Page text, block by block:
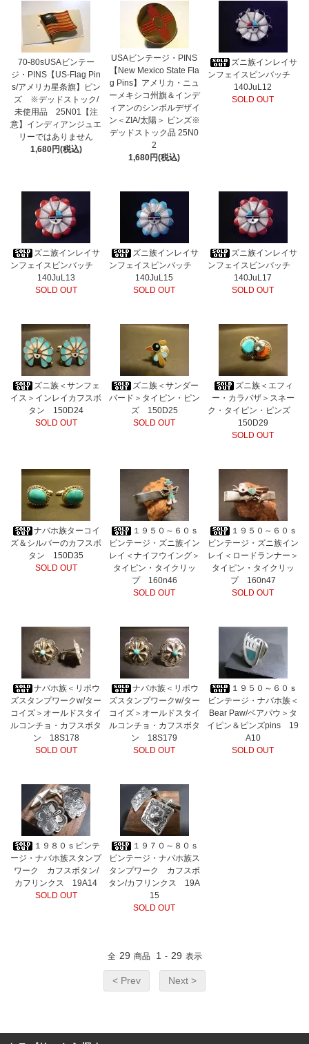
70-80sUSAビンテー
ジ・PINS【US-Flag Pin
s/アメリカ星条旗】ピン
ズ ※デッドストック/
未使用品 25N01【注
意】インディアンジュエ
リーではありません
1,680円(税込)
USAビンテージ・PINS
【New Mexico State Fla
g Pins】アメリカ・ニュ
ーメキシコ州旗＆インデ
ィアンのシンボルデザイ
ン＜ZIA/太陽＞ ピンズ※
デッドストック品 25N0
2
1,680円(税込)
ズニ族インレイサ
ンフェイスピンバッチ
140JuL12
SOLD OUT
ズニ族インレイサ
ンフェイスピンバッチ
140JuL13
SOLD OUT
ズニ族インレイサ
ンフェイスピンバッチ
140JuL15
SOLD OUT
ズニ族インレイサ
ンフェイスピンバッチ
140JuL17
SOLD OUT
ズニ族＜サンフェ
イス＞インレイカフスボ
タン 150D24
SOLD OUT
ズニ族＜サンダー
バード＞タイピン・ピン
ズ 150D25
SOLD OUT
ズニ族＜エフィ
ー・カラバザ＞スネー
ク・タイピン・ピンズ
150D29
SOLD OUT
ナバホ族ターコイ
ズ＆シルバーのカフスボ
タン 150D35
SOLD OUT
１９５０～６０ｓ
ビンテージ・ズニ族イン
レイ＜ナイフウイング＞
タイピン・タイクリッ
プ 160n46
SOLD OUT
１９５０～６０ｓ
ビンテージ・ズニ族イン
レイ＜ロードランナー＞
タイピン・タイクリッ
プ 160n47
SOLD OUT
ナバホ族＜リポウ
ズスタンプワークw/ター
コイズ＞オールドスタイ
ルコンチョ・カフスボタ
ン 18S178
SOLD OUT
ナバホ族＜リポウ
ズスタンプワークw/ター
コイズ＞オールドスタイ
ルコンチョ・カフスボタ
ン 18S179
SOLD OUT
１９５０～６０ｓ
ビンテージ・ナバホ族＜
Bear Paw/ベアパウ＞タ
イピン＆ピンズpins 19
A10
SOLD OUT
１９８０ｓビンテ
ージ・ナバホ族スタンプ
ワーク カフスボタン/
カフリンクス 19A14
SOLD OUT
１９７０～８０ｓ
ビンテージ・ナバホ族ス
タンプワーク カフスボ
タン/カフリンクス 19A
15
SOLD OUT
全 29 商品 1 - 29 表示
< Prev Next >